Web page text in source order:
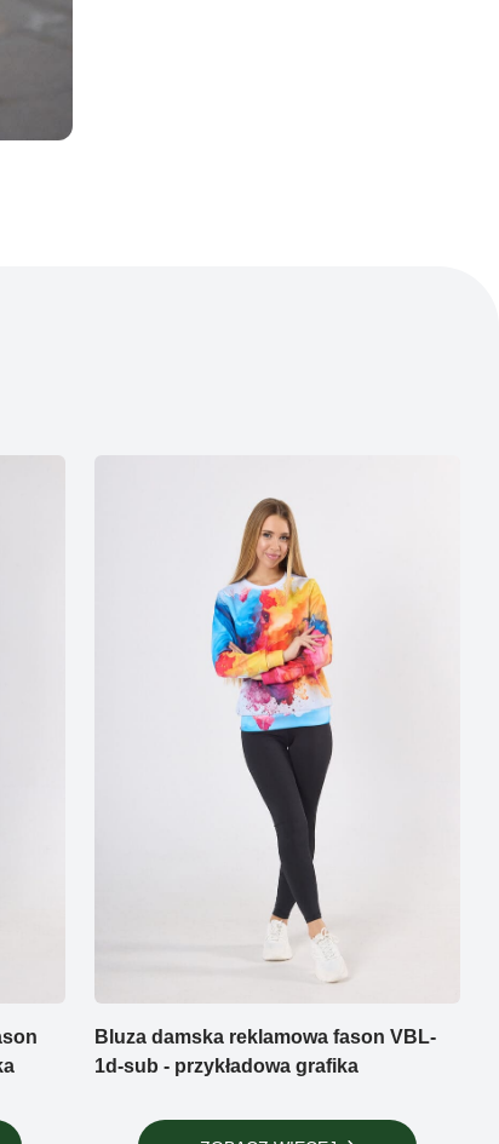
Bluza damska reklamowa fason VBL-
1d-sub - przykładowa grafika